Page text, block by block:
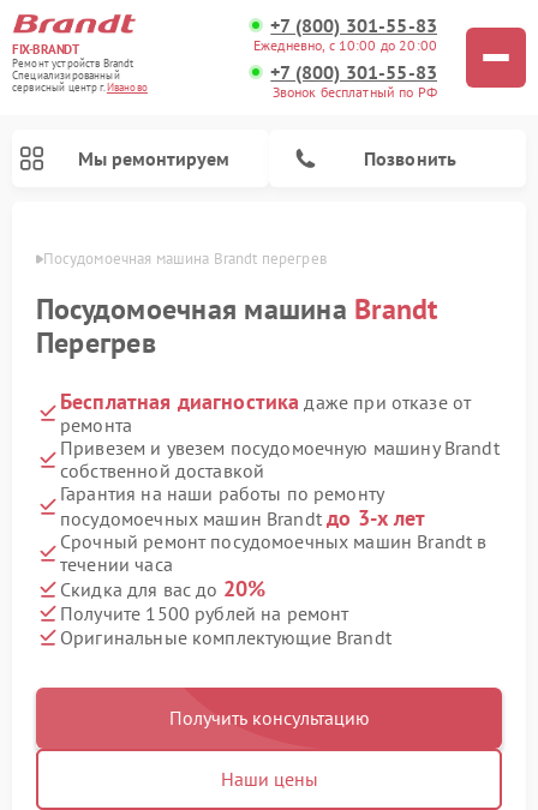
FIX-BRANDT
Ремонт устройств Brandt
Специализированный
cервисный центр г.Иваново
+7 (800) 301-55-83
Ежедневно, с 10:00 до 20:00
+7 (800) 301-55-83
Звонок бесплатный по РФ
Мы ремонтируем Позвонить
Посудомоечная машина Brandt перегрев
Посудомоечная машина Brandt
Перегрев
Бесплатная диагностика даже при отказе от
ремонта
Привезем и увезем посудомоечную машину Brandt
собственной доставкой
Гарантия на наши работы по ремонту
посудомоечных машин Brandtдо 3-х лет
Срочный ремонт посудомоечных машин Brandt в
течении часа
Скидка для вас до 20%
Получите 1500 рублей на ремонт
Оригинальные комплектующие Brandt
Получить консультацию
Наши цены